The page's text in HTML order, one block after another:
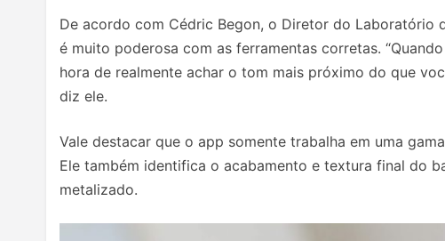
De acordo com Cédric Begon, o Diretor do Laboratório
é muito poderosa com as ferramentas corretas.
hora de realmente achar o tom mais próximo do que
diz ele.
Vale destacar que o app somente trabalha em uma
Ele também identifica o acabamento e textura final do
metalizado.